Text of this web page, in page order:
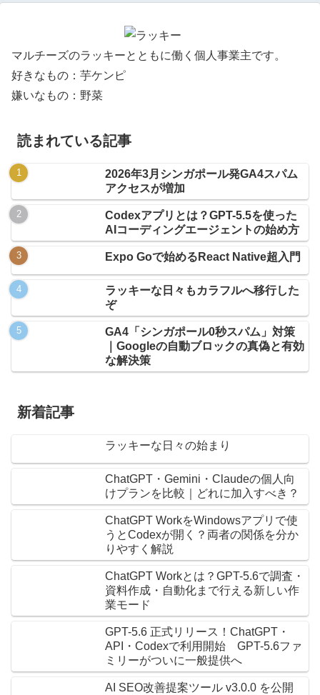
マルチーズのラッキーとともに働く個人事業主です。
好きなもの：芋ケンピ
嫌いなもの：野菜
読まれている記事
2026年3月シンガポール発GA4スパム
アクセスが増加
Codexアプリとは？GPT-5.5を使った
AIコーディングエージェントの始め方
Expo Goで始めるReact Native超入門
ラッキーな日々もカラフルへ移行した
ぞ
GA4「シンガポール0秒スパム」対策
｜Googleの自動ブロックの真偽と有効
な解決策
新着記事
ラッキーな日々の始まり
ChatGPT・Gemini・Claudeの個人向
けプランを比較｜どれに加入すべき？
ChatGPT WorkをWindowsアプリで使
うとCodexが開く？両者の関係を分か
りやすく解説
ChatGPT Workとは？GPT-5.6で調査・
資料作成・自動化まで行える新しい作
業モード
GPT-5.6 正式リリース！ChatGPT・
API・Codexで利用開始 GPT-5.6ファ
ミリーがついに一般提供へ
AI SEO改善提案ツール v3.0.0 を公開